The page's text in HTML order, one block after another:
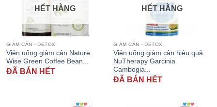
HẾT HÀNG
GIẢM CÂN - DETOX
Viên uống giảm cân Nature
Wise Green Coffee Bean...
ĐÃ BÁN HẾT
HẾT HÀNG
GIẢM CÂN - DETOX
Viên uống giảm cân hiệu quả
NuTherapy Garcinia
Cambogia...
ĐÃ BÁN HẾT